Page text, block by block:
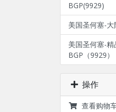
BGP(9929)
美国圣何塞-大
美国圣何塞-
BGP（9929）
操作
查看购物